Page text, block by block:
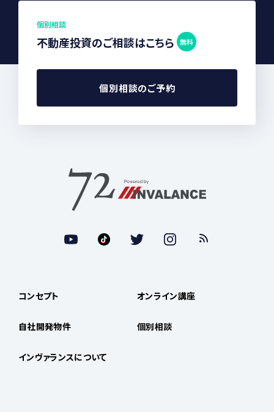
個別相談
不動産投資のご相談はこちら 無料
個別相談のご予約
コンセプト
自社開発物件
インヴァランスについて
オンライン講座
個別相談